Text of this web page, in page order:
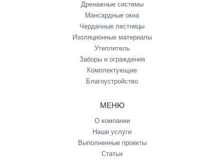
Дренажные системы
Мансардные окна
Чердачные лестницы
Изоляционные материалы
Утеплитель
Заборы и ограждения
Комплектующие
Благоустройство
МЕНЮ
О компании
Наши услуги
Выполненные проекты
Статьи